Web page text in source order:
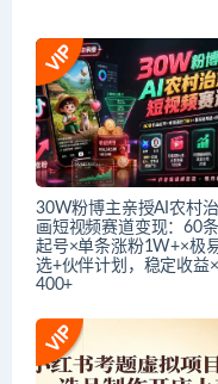
30W粉博主亲授AI农村
画短视频赛道变现：60
起号×单条涨粉1W+×极
选+伙伴计划，稳定收益
400+